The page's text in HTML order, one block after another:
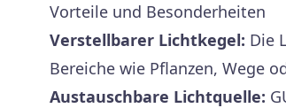
Vorteile und Besonderheiten
Verstellbarer Lichtkegel: Die
Bereiche wie Pflanzen, Wege
Austauschbare Lichtquelle: